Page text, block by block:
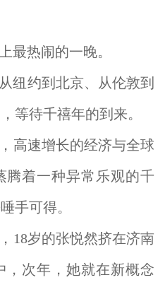
最热闹的一晚。
纽约到北京、从伦敦到
等待千禧年的到来。
高速增长的经济与全球
腾着一种异常乐观的千
手可得。
18岁的张悦然挤在济南
，次年，她就在新概念